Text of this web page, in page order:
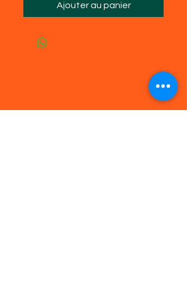
Ajouter au panier